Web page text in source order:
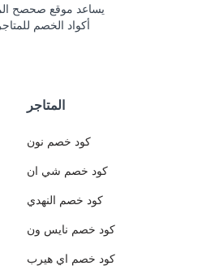
يساعد موقع صحصح
أكواد الخصم
المتاجر
كود خصم نون
كود خصم شي ان
كود خصم النهدي
كود خصم نايس ون
كود خصم اي هيرب